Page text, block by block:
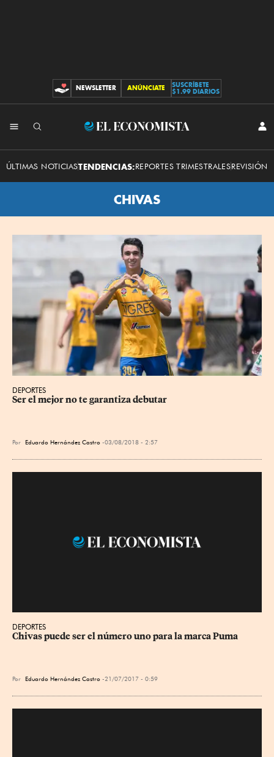
CONTRIBUCIONES
NEWSLETTER ANÚNCIATE
SUSCRÍBETE
$1.99 DIARIOS
El
Economista
ÚLTIMAS NOTICIASTENDENCIAS:REPORTES TRIMESTRALESREVISIÓN
CHIVAS
DEPORTES
Ser el mejor no te garantiza debutar
Por Eduardo Hernández Castro 03/08/2018 - 2:57
DEPORTES
Chivas puede ser el número uno para la marca Puma
Por Eduardo Hernández Castro 21/07/2017 - 0:59